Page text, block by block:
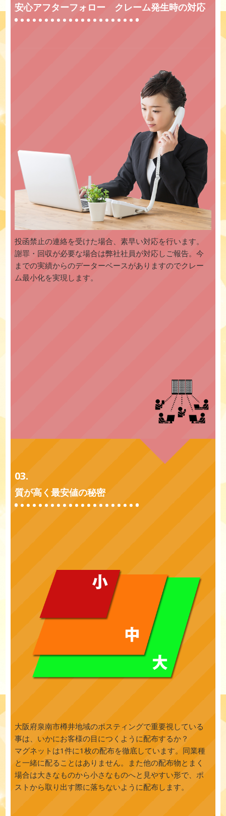
安心アフターフォロー クレーム発生時の対応
投函禁止の連絡を受けた場合、素早い対応を行います。
謝罪・回収が必要な場合は弊社社員が対応しご報告。今
までの実績からのデーターベースがありますのでクレー
ム最小化を実現します。
03.
質が高く最安値の秘密
大阪府泉南市樽井地域のポスティングで重要視している
事は、いかにお客様の目につくように配布するか？
マグネットは1件に1枚の配布を徹底しています。同業種
と一緒に配ることはありません。また他の配布物とまく
場合は大きなものから小さなものへと見やすい形で、ポ
ストから取り出す際に落ちないように配布します。